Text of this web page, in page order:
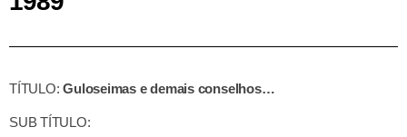
TÍTULO:Guloseimas e demais conselhos…
SUB TÍTULO: